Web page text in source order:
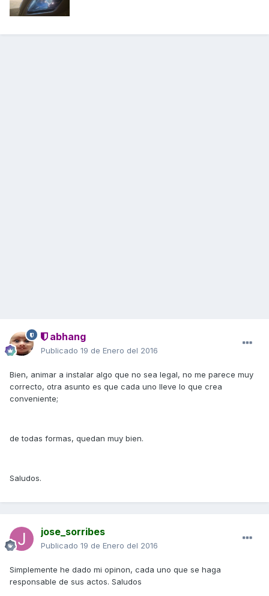
abhang
Publicado 19 de Enero del 2016
Bien, animar a instalar algo que no sea legal, no me parece muy
correcto, otra asunto es que cada uno lleve lo que crea
conveniente;
de todas formas, quedan muy bien.
Saludos.
jose_sorribes
Publicado 19 de Enero del 2016
Simplemente he dado mi opinon, cada uno que se haga
responsable de sus actos. Saludos